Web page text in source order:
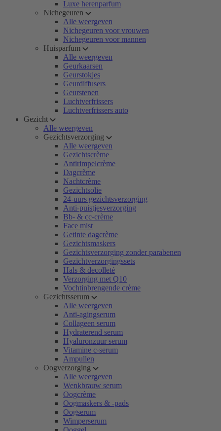
Luxe herenparfum
Nichegeuren
Alle weergeven
Nichegeuren voor vrouwen
Nichegeuren voor mannen
Huisparfum
Alle weergeven
Geurkaarsen
Geurstokjes
Geurdiffusers
Geurstenen
Luchtverfrissers
Luchtverfrissers auto
Gezicht
Alle weergeven
Gezichtsverzorging
Alle weergeven
Gezichtscrème
Antirimpelcrème
Dagcrème
Nachtcrème
Gezichtsolie
24-uurs gezichtsverzorging
Anti-puistjesverzorging
Bb- & cc-crème
Face mist
Getinte dagcrème
Gezichtsmaskers
Gezichtsverzorging zonder parabenen
Gezichtverzorgingssets
Hals & decolleté
Verzorging met Q10
Vochtinbrengende crème
Gezichtsserum
Alle weergeven
Anti-agingserum
Collageen serum
Hydraterend serum
Hyaluronzuur serum
Vitamine c-serum
Ampullen
Oogverzorging
Alle weergeven
Wenkbrauw serum
Oogcrème
Oogmaskers & -pads
Oogserum
Wimperserum